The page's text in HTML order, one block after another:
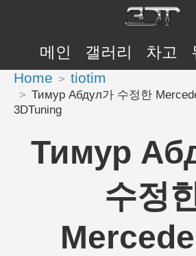
메인 갤러리 차고
Home tiotim
Тимур Абдул가 수정한
3DTuning
Тимур
수정